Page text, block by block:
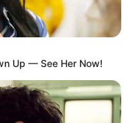
Up — See Her Now!